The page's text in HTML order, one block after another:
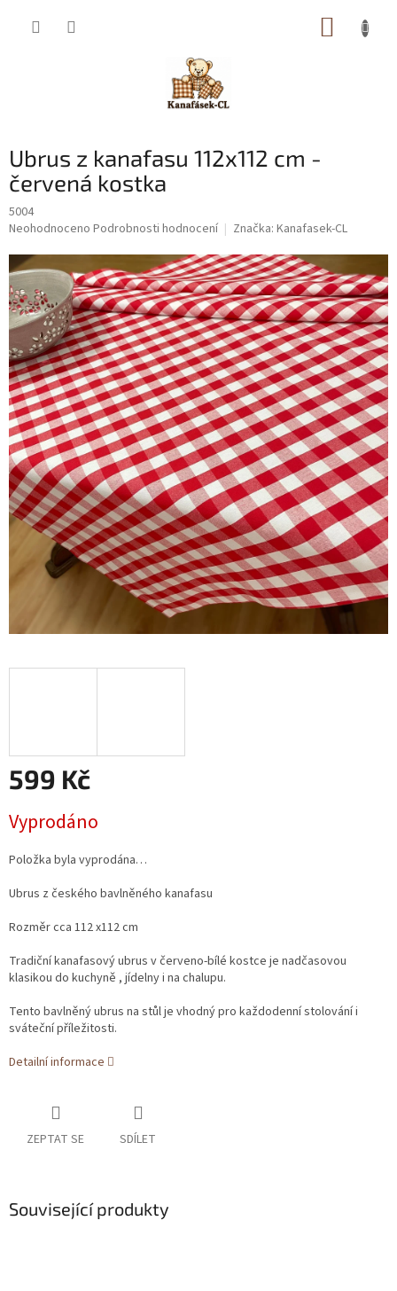
Ubrus z kanafasu 112x112 cm -
červená kostka
5004
Průměrné
produktu
je
0,0
z
5
hvězdiček.
Neohodnoceno Podrobnosti hodnocení Značka: Kanafasek-CL
599 Kč
cena:
Vyprodáno
Položka byla vyprodána…
Ubrus z českého bavlněného kanafasu
Rozměr cca 112 x112 cm
Tradiční kanafasový ubrus v červeno-bílé kostce je nadčasovou
klasikou do kuchyně , jídelny i na chalupu.
Tento bavlněný ubrus na stůl je vhodný pro každodenní stolování i
sváteční příležitosti.
Detailní informace
ZEPTAT SE SDÍLET
Související produkty